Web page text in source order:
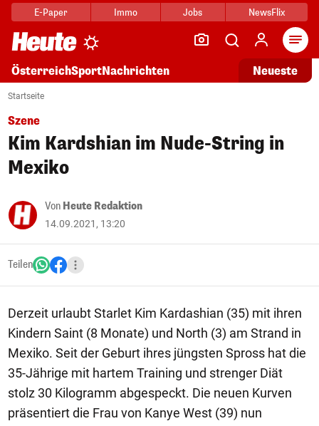
E-Paper Immo Jobs NewsFlix
ÖsterreichSportNachrichten Neueste
Startseite
Szene
Kim Kardshian im Nude-String in
Mexiko
Von Heute Redaktion
14.09.2021, 13:20
Teilen
Derzeit urlaubt Starlet Kim Kardashian (35) mit ihren
Kindern Saint (8 Monate) und North (3) am Strand in
Mexiko. Seit der Geburt ihres jüngsten Spross hat die
35-Jährige mit hartem Training und strenger Diät
stolz 30 Kilogramm abgespeckt. Die neuen Kurven
präsentiert die Frau von Kanye West (39) nun